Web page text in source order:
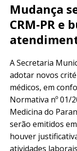
Mudança
CRM-PR e
A Secretaria
adotar novos
médicos, em
Normativa nº 01/
Medicina do
serão emitidos
houver
atividades